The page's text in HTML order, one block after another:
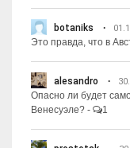
botaniks
Это правда, что в
alesandro
Опасно ли будет
Венесуэле? - 1